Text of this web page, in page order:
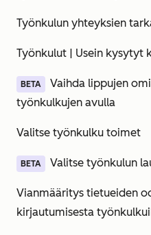
Työnkulun yhteyksien
Työnkulut | Usein kysytyt
BETA
Vaihda lippujen
työnkulkujen avulla
Valitse työnkulku toimet
BETA Valitse työnkulun
Vianmääritys tietueiden
kirjautumisesta